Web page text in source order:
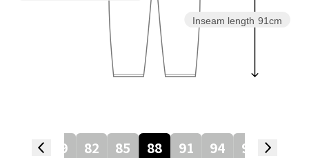
Inseam length 91cm
79 82 85 88 91 94 97